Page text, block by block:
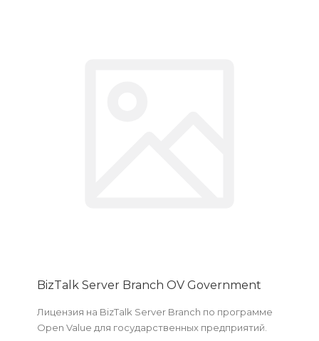
BizTalk Server Branch OV Government
Лицензия на BizTalk Server Branch по программе
Open Value для государственных предприятий.